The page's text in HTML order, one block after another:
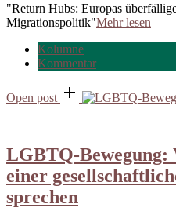
"Return Hubs: Europas
Migrationspolitik"Mehr lesen
Kolumne
Kommentar
Open post
LGBTQ-
einer
sprechen